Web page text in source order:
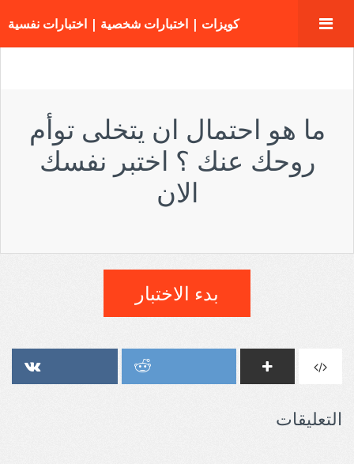
كويزات | اختبارات شخصية | اختبارات نفسية
ما هو احتمال ان يتخلى توأم
روحك عنك ؟ اختبر نفسك
الان
بدء الاختبار
التعليقات